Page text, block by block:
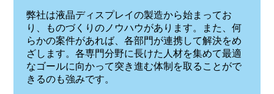
弊社は液晶ディスプレイの製造から始まってお
り、ものづくりのノウハウがあります。また、何
らかの案件があれば、各部門が連携して解決をめ
ざします。各専門分野に長けた人材を集めて最適
なゴールに向かって突き進む体制を取ることがで
きるのも強みです。